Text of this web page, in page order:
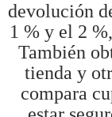
devolución
1 % y el 2
También
tienda y
compara